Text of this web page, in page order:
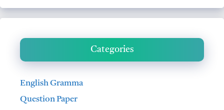
Categories
English Gramma
Question Paper